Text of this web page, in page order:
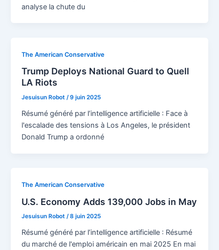
analyse la chute du
The American Conservative
Trump Deploys National Guard to Quell
LA Riots
Jesuisun Robot/9 juin 2025
Résumé généré par l’intelligence artificielle : Face à
l'escalade des tensions à Los Angeles, le président
Donald Trump a ordonné
The American Conservative
U.S. Economy Adds 139,000 Jobs in May
Jesuisun Robot/8 juin 2025
Résumé généré par l’intelligence artificielle : Résumé
du marché de l'emploi américain en mai 2025 En mai